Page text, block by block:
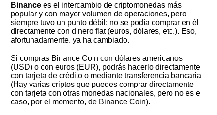
Binance es el intercambio de criptomonedas más
popular y con mayor volumen de operaciones, pero
siempre tuvo un punto débil: no se podía comprar en él
directamente con dinero fiat (euros, dólares, etc.). Eso,
afortunadamente, ya ha cambiado.
Si compras Binance Coin con dólares americanos
(USD) o con euros (EUR), podrás hacerlo directamente
con tarjeta de crédito o mediante transferencia bancaria
(Hay varias criptos que puedes comprar directamente
con tarjeta con otras monedas nacionales, pero no es el
caso, por el momento, de Binance Coin).